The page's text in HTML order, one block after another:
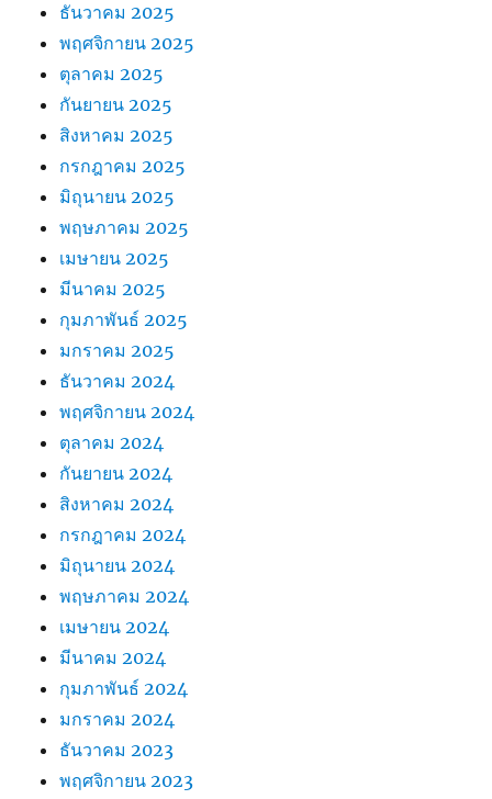
ธันวาคม 2025
พฤศจิกายน 2025
ตุลาคม 2025
กันยายน 2025
สิงหาคม 2025
กรกฎาคม 2025
มิถุนายน 2025
พฤษภาคม 2025
เมษายน 2025
มีนาคม 2025
กุมภาพันธ์ 2025
มกราคม 2025
ธันวาคม 2024
พฤศจิกายน 2024
ตุลาคม 2024
กันยายน 2024
สิงหาคม 2024
กรกฎาคม 2024
มิถุนายน 2024
พฤษภาคม 2024
เมษายน 2024
มีนาคม 2024
กุมภาพันธ์ 2024
มกราคม 2024
ธันวาคม 2023
พฤศจิกายน 2023